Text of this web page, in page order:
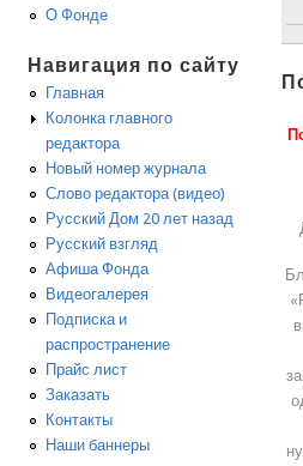
О Фонде
Навигация по сайту
Главная
Колонка главного
редактора
Новый номер журнала
Слово редактора (видео)
Русский Дом 20 лет назад
Русский взгляд
Афиша Фонда
Видеогалерея
Подписка и
распространение
Прайс лист
Заказать
Контакты
Наши баннеры